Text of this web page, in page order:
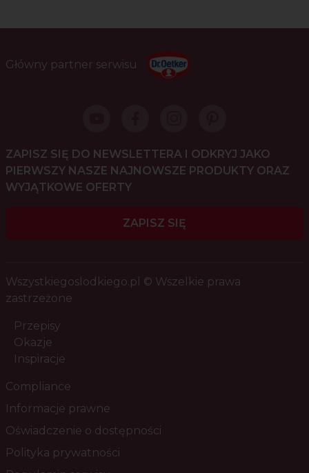
Główny partner serwisu
ZAPISZ SIĘ DO NEWSLETTERA I ODKRYJ JAKO
PIERWSZY NASZE NAJNOWSZE PRODUKTY ORAZ
WYJĄTKOWE OFERTY
ZAPISZ SIĘ
Wszystkiegoslodkiego.pl © Wszelkie prawa
zastrzeżone
Przepisy
Okazje
Inspiracje
Compliance
Informacje prawne
Oświadczenie o dostępności
Polityka prywatności